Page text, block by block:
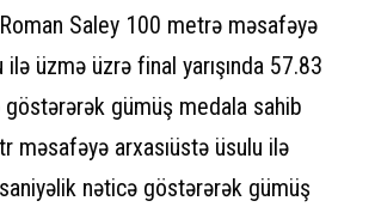
Saley 100 metrə məsafəyə
üzmə üzrə final yarışında 57.83
gümüş medala sahib
məsafəyə arxasıüstə üsulu ilə
nəticə göstərərək gümüş